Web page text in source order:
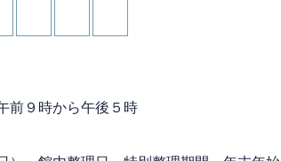
前９時から午後５時